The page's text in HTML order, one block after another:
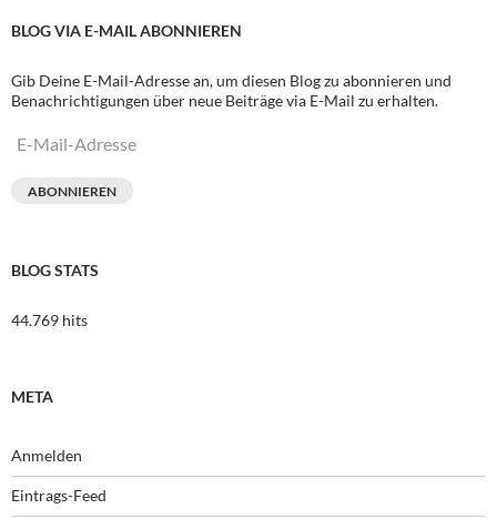
BLOG VIA E-MAIL ABONNIEREN
Gib Deine E-Mail-Adresse an, um diesen Blog zu abonnieren und
Benachrichtigungen über neue Beiträge via E-Mail zu erhalten.
E-
ABONNIEREN
BLOG STATS
44.769 hits
META
Anmelden
Eintrags-Feed